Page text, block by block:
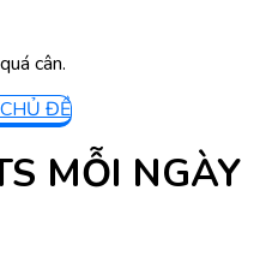
cân.
ĐỀ
MỖI NGÀY